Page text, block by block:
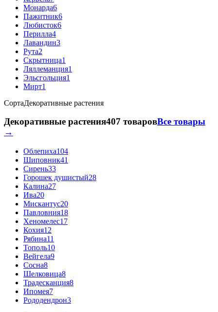
Монарда6
Пажитник6
Любисток6
Перилла4
Лавандин3
Рута2
Скрытница1
Ляллеманция1
Эльсгольция1
Мирт1
СортаДекоративные растения
Декоративные растения407 товаровВсе товары
→
Облепиха104
Шиповник41
Сирень33
Горошек душистый28
Калина27
Ива20
Мискантус20
Павловния18
Хеномелес17
Кохия12
Рябина11
Тополь10
Вейгела9
Сосна8
Шелковица8
Традесканция8
Ипомея7
Рододендрон3